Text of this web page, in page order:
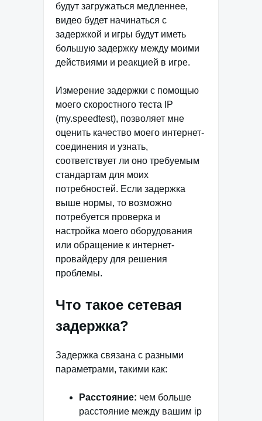
будут загружаться медленнее,
видео будет начинаться с
задержкой и игры будут иметь
большую задержку между моими
действиями и реакцией в игре.
Измерение задержки с помощью
моего скоростного теста IP
(my.speedtest), позволяет мне
оценить качество моего интернет-
соединения и узнать,
соответствует ли оно требуемым
стандартам для моих
потребностей. Если задержка
выше нормы, то возможно
потребуется проверка и
настройка моего оборудования
или обращение к интернет-
провайдеру для решения
проблемы.
Что такое сетевая
задержка?
Задержка связана с разными
параметрами, такими как:
Расстояние: чем больше
расстояние между вашим ip